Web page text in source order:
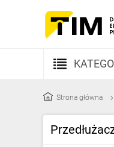
Kable i przewody
Rozdzielnice i
Strona główna